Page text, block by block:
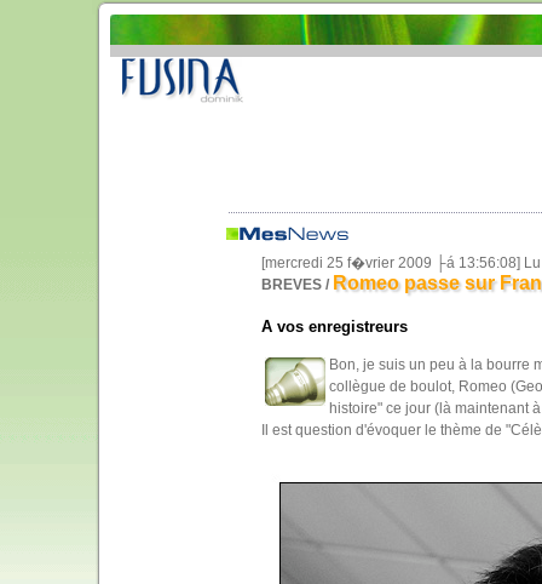
[mercredi 25 f�vrier 2009 ├á 13:56:08]
BREVES / Romeo passe sur
A vos enregistreurs
Bon, je suis un peu à la bourre
collègue de boulot, Romeo
histoire" ce jour (là maintenant
Il est question d'évoquer le thème de